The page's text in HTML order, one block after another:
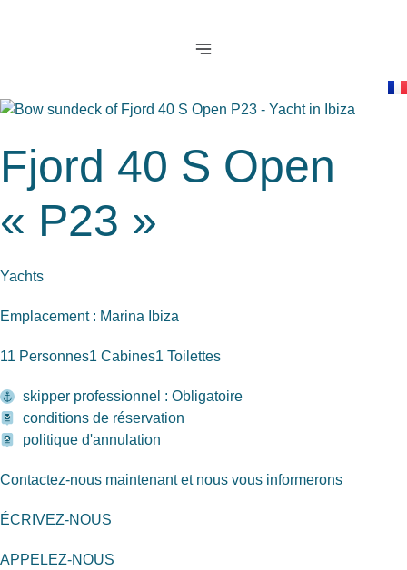
Fjord 40 S Open
« P23 »
Yachts
Emplacement : Marina Ibiza
11 Personnes1 Cabines1 Toilettes
skipper professionnel : Obligatoire
conditions de réservation
politique d'annulation
Contactez-nous maintenant et nous vous informerons
ÉCRIVEZ-NOUS
APPELEZ-NOUS